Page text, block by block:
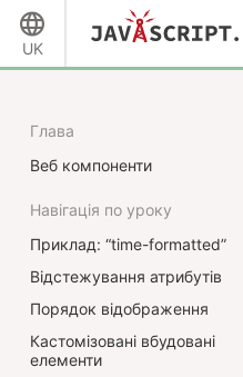
UK
Глава
Веб компоненти
Навігація по уроку
Приклад: “time-formatted”
Відстежування атрибутів
Порядок відображення
Кастомізовані вбудовані
елементи